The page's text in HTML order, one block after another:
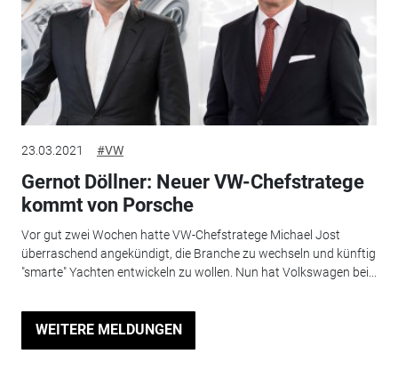
23.03.2021 #VW
Gernot Döllner: Neuer VW-Chefstratege
kommt von Porsche
Vor gut zwei Wochen hatte VW-Chefstratege Michael Jost
überraschend angekündigt, die Branche zu wechseln und künftig
"smarte" Yachten entwickeln zu wollen. Nun hat Volkswagen bei...
WEITERE MELDUNGEN